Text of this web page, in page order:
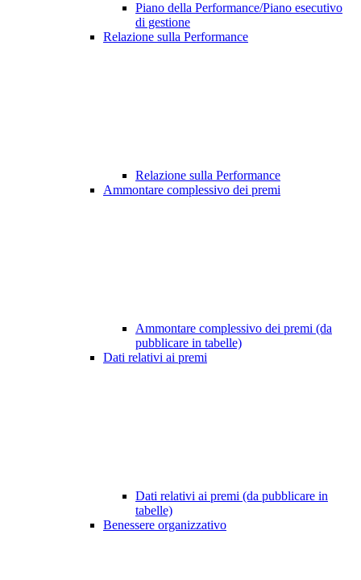
Piano della Performance/Piano esecutivo
di gestione
Relazione sulla Performance
Relazione sulla Performance
Ammontare complessivo dei premi
Ammontare complessivo dei premi (da
pubblicare in tabelle)
Dati relativi ai premi
Dati relativi ai premi (da pubblicare in
tabelle)
Benessere organizzativo